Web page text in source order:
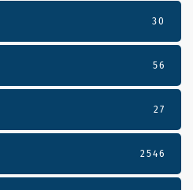
30
56
27
2546